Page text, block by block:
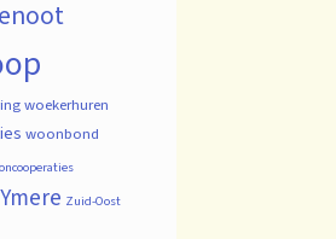
woekerhuren
woonbond
Ymere Zuid-Oost